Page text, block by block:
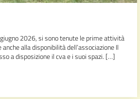
2026, si sono tenute le prime attività
alla disponibilità dell’associazione Il
a disposizione il cva e i suoi spazi. […]